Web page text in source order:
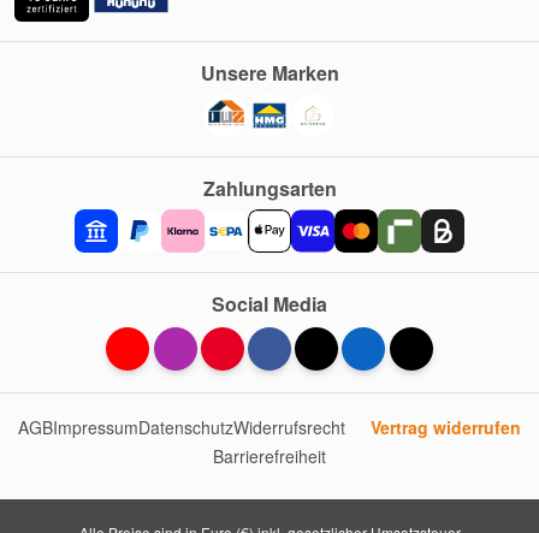
Zahlungsarten
Unsere Marken
Social Media
AGBImpressumDatenschutzWiderrufsrecht
Vertrag widerrufen
Barrierefreiheit